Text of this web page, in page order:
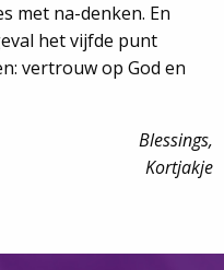
met na-denken. En
het vijfde punt
vertrouw op God en
Blessings,
Kortjakje